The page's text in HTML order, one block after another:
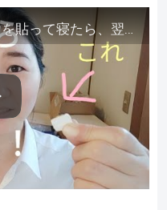
腎臓（腰）に「まるくん」を貼って寝たら、翌朝めちゃ楽でびっくりしました。腎臓叩いても痛くない！【お客様の声を試してみた】